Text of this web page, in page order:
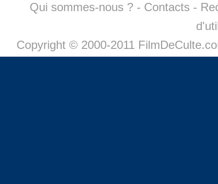
Qui sommes-nous ? - Contacts -
Copyright © 2000-2011